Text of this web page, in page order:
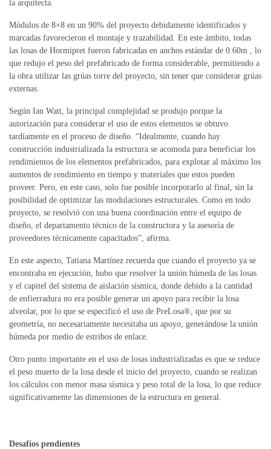
la arquitecta.
Módulos de 8×8 en un 90% del proyecto debidamente identificados y
marcadas favorecieron el montaje y trazabilidad. En este ámbito, todas
las losas de Hormipret fueron fabricadas en anchos estándar de 0.60m , lo
que redujo el peso del prefabricado de forma considerable, permitiendo a
la obra utilizar las grúas torre del proyecto, sin tener que considerar grúas
externas.
Según Ian Watt, la principal complejidad se produjo porque la
autorización para considerar el uso de estos elementos se obtuvo
tardíamente en el proceso de diseño. “Idealmente, cuando hay
construcción industrializada la estructura se acomoda para beneficiar los
rendimientos de los elementos prefabricados, para explotar al máximo los
aumentos de rendimiento en tiempo y materiales que estos pueden
proveer. Pero, en este caso, solo fue posible incorporarlo al final, sin la
posibilidad de optimizar las modulaciones estructurales. Como en todo
proyecto, se resolvió con una buena coordinación entre el equipo de
diseño, el departamento técnico de la constructora y la asesoría de
proveedores técnicamente capacitados”, afirma.
En este aspecto, Tatiana Martínez recuerda que cuando el proyecto ya se
encontraba en ejecución, hubo que resolver la unión húmeda de las losas
y el capitel del sistema de aislación sísmica, donde debido a la cantidad
de enfierradura no era posible generar un apoyo para recibir la losa
alveolar, por lo que se especificó el uso de PreLosa®, que por su
geometría, no necesariamente necesitaba un apoyo, generándose la unión
húmeda por medio de estribos de enlace.
Otro punto importante en el uso de losas industrializadas es que se reduce
el peso muerto de la losa desde el inicio del proyecto, cuando se realizan
los cálculos con menor masa sísmica y peso total de la losa, lo que reduce
significativamente las dimensiones de la estructura en general.
Desafíos pendientes